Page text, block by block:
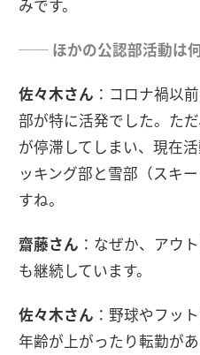
みです。
── ほかの公認部活動は
佐々木さん ：コロナ禍以
部が特に活発でした。た
が停滞してしまい、現在
ッキング部と雪部（スキ
すね。
齋藤さん ：なぜか、アウ
も継続しています。
佐々木さん ：野球やフッ
年齢が上がったり転勤が